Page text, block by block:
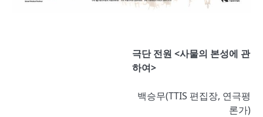
극단 전원 <사물의 본성에 관
하여>
백승무(TTIS 편집장, 연극평
론가)